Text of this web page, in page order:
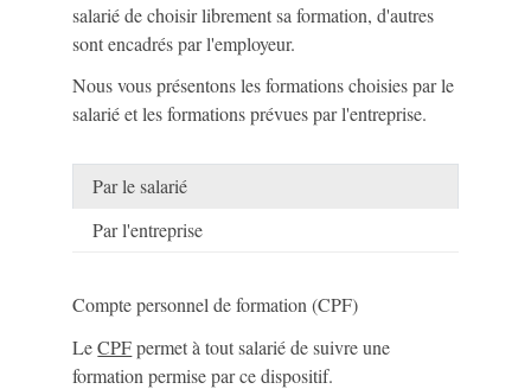
salarié de choisir librement sa formation, d'autres
sont encadrés par l'employeur.
Nous vous présentons les formations choisies par le
salarié et les formations prévues par l'entreprise.
Par le salarié
Par l'entreprise
Compte personnel de formation (CPF)
LeCPFpermet à tout salarié de suivre une
formation permise par ce dispositif.